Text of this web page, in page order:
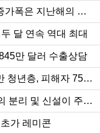
지난해의 절반 수준
달 연속 역대 최대
만 달러 수출상담
년층, 피해자 75.9%
및 신설이 주는 함의
가 레미콘